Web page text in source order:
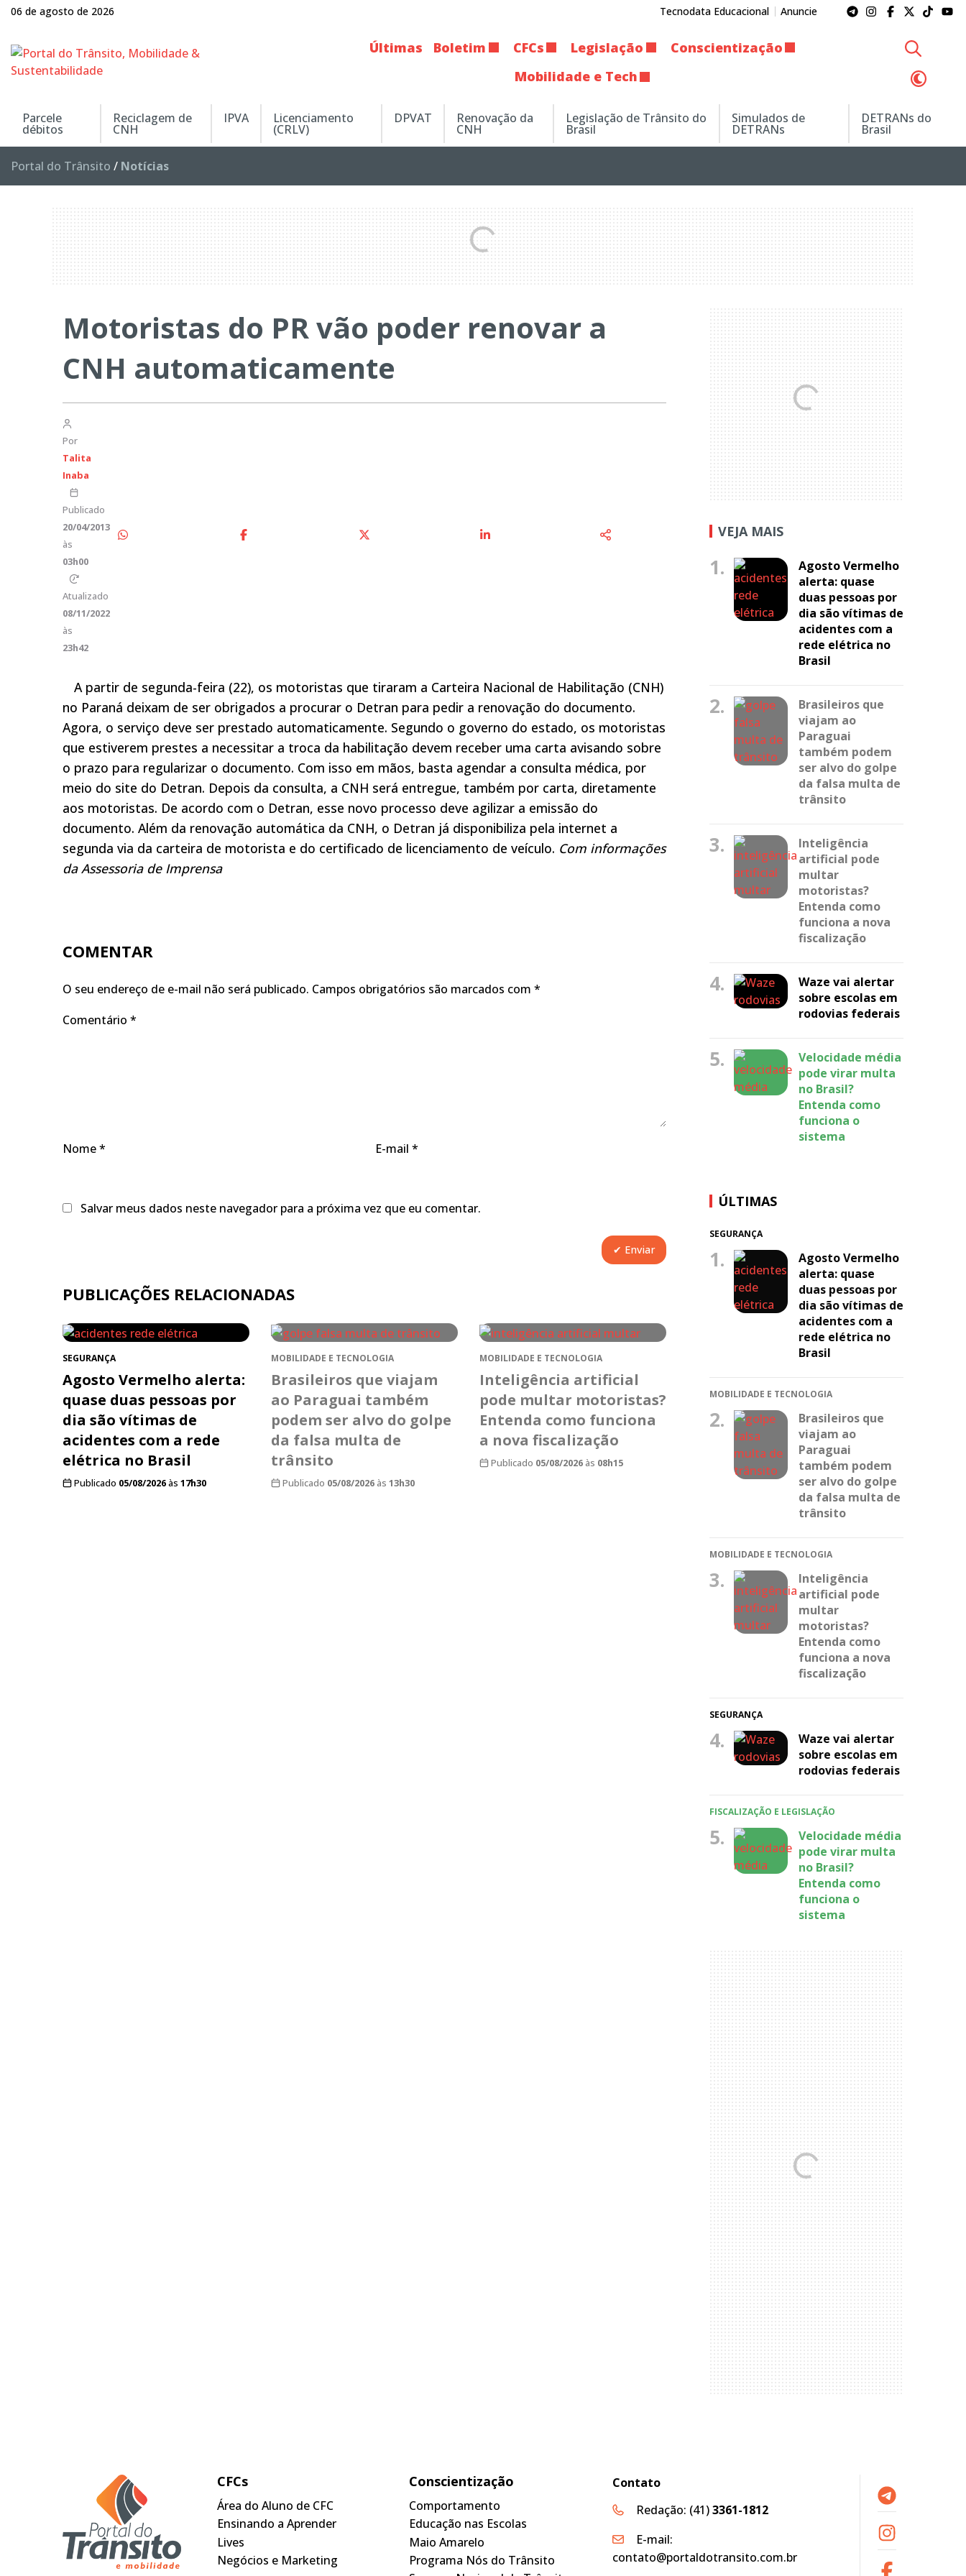
06 de agosto de 2026 Tecnodata Educacional Anuncie
Últimas Boletim CFCs Legislação
Conscientização
Mobilidade e Tech
Parcele
débitos
Reciclagem de
CNH
IPVA Licenciamento
(CRLV)
DPVAT Renovação da
CNH
Legislação de Trânsito do
Brasil
Simulados de
DETRANs
DETRANs do
Brasil
Portal do Trânsito / Notícias
Motoristas do PR vão poder renovar a
CNH automaticamente
Por
Talita
Inaba
Publicado
20/04/2013
às
03h00
Atualizado
08/11/2022
às
23h42
A partir de segunda-feira (22), os motoristas que tiraram a Carteira Nacional de Habilitação (CNH)
no Paraná deixam de ser obrigados a procurar o Detran para pedir a renovação do documento.
Agora, o serviço deve ser prestado automaticamente. Segundo o governo do estado, os motoristas
que estiverem prestes a necessitar a troca da habilitação devem receber uma carta avisando sobre
o prazo para regularizar o documento. Com isso em mãos, basta agendar a consulta médica, por
meio do site do Detran. Depois da consulta, a CNH será entregue, também por carta, diretamente
aos motoristas. De acordo com o Detran, esse novo processo deve agilizar a emissão do
documento. Além da renovação automática da CNH, o Detran já disponibiliza pela internet a
segunda via da carteira de motorista e do certificado de licenciamento de veículo. Com informações
da Assessoria de Imprensa
COMENTAR
O seu endereço de e-mail não será publicado. Campos obrigatórios são marcados com *
Comentário *
Nome* E-mail *
Salvar meus dados neste navegador para a próxima vez que eu comentar.
PUBLICAÇÕES RELACIONADAS
SEGURANÇA
Agosto Vermelho alerta:
quase duas pessoas por
dia são vítimas de
acidentes com a rede
elétrica no Brasil
Publicado 05/08/2026às 17h30
MOBILIDADE E TECNOLOGIA
Brasileiros que viajam
ao Paraguai também
podem ser alvo do golpe
da falsa multa de
trânsito
Publicado 05/08/2026às 13h30
MOBILIDADE E TECNOLOGIA
Inteligência artificial
pode multar motoristas?
Entenda como funciona
a nova fiscalização
Publicado 05/08/2026às 08h15
VEJA MAIS
1.
Agosto Vermelho
alerta: quase
duas pessoas por
dia são vítimas de
acidentes com a
rede elétrica no
Brasil
2.
Brasileiros que
viajam ao
Paraguai
também podem
ser alvo do golpe
da falsa multa de
trânsito
3.
Inteligência
artificial pode
multar
motoristas?
Entenda como
funciona a nova
fiscalização
4.
Waze vai alertar
sobre escolas em
rodovias federais
5.
Velocidade média
pode virar multa
no Brasil?
Entenda como
funciona o
sistema
ÚLTIMAS
SEGURANÇA
1.
Agosto Vermelho
alerta: quase
duas pessoas por
dia são vítimas de
acidentes com a
rede elétrica no
Brasil
MOBILIDADE E TECNOLOGIA
2.
Brasileiros que
viajam ao
Paraguai
também podem
ser alvo do golpe
da falsa multa de
trânsito
MOBILIDADE E TECNOLOGIA
3.
Inteligência
artificial pode
multar
motoristas?
Entenda como
funciona a nova
fiscalização
SEGURANÇA
4.
Waze vai alertar
sobre escolas em
rodovias federais
FISCALIZAÇÃO E LEGISLAÇÃO
5.
Velocidade média
pode virar multa
no Brasil?
Entenda como
funciona o
sistema
CFCs
Área do Aluno de CFC
Ensinando a Aprender
Lives
Negócios e Marketing
Conscientização
Comportamento
Educação nas Escolas
Maio Amarelo
Programa Nós do Trânsito
Contato
Redação: (41)3361-1812
E-mail:
contato@portaldotransito.com.br